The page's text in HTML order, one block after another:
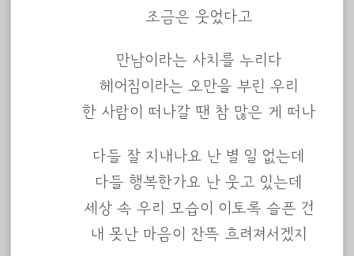
조금은 웃었다고
만남이라는 사치를 누리다
헤어짐이라는 오만을 부린 우리
한 사람이 떠나갈 땐 참 많은 게 떠나
다들 잘 지내나요 난 별 일 없는데
다들 행복한가요 난 웃고 있는데
세상 속 우리 모습이 이토록 슬픈 건
내 못난 마음이 잔뜩 흐려져서겠지